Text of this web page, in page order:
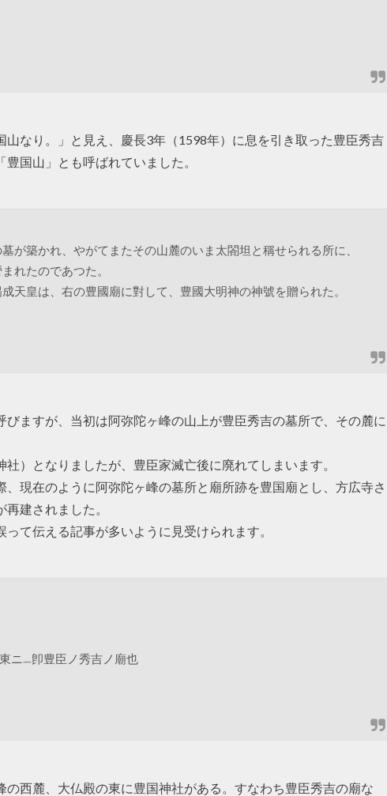
山なり。」と見え、慶長3年（1598年）に息を引き取った豊臣秀吉
国山」とも呼ばれていました。
が築かれ、やがてまたその山麓のいま太閤坦と稱せられる所に、
れたのであつた。
天皇は、右の豊國廟に對して、豊國大明神の神號を贈られた。
ますが、当初は阿弥陀ヶ峰の山上が豊臣秀吉の墓所で、その麓に
）となりましたが、豊臣家滅亡後に廃れてしまいます。
現在のように阿弥陀ヶ峰の墓所と廟所跡を豊国廟とし、方広寺さ
建されました。
て伝える記事が多いように見受けられます。
ニ一卽豊臣ノ秀吉ノ廟也
の西麓、大仏殿の東に豊国神社がある。すなわち豊臣秀吉の廟な